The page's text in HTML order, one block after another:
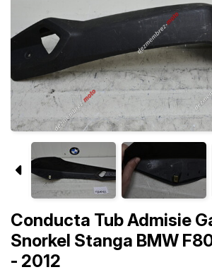
Conducta Tub Admisie
Snorkel Stanga BMW
- 2012